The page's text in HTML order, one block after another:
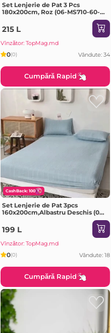
Set Lenjerie de Pat 3 Pcs
180x200cm, Roz (06-MS710-60-
215 L
Vînzător: TopMag.md
0(0) Vândute: 34
Cumpără Rapid
CashBack: 100
Set Lenjerie de Pat 3pcs
160x200cm,Albastru Deschis (06-
199 L
Vînzător: TopMag.md
0(0) Vândute: 18
Cumpără Rapid